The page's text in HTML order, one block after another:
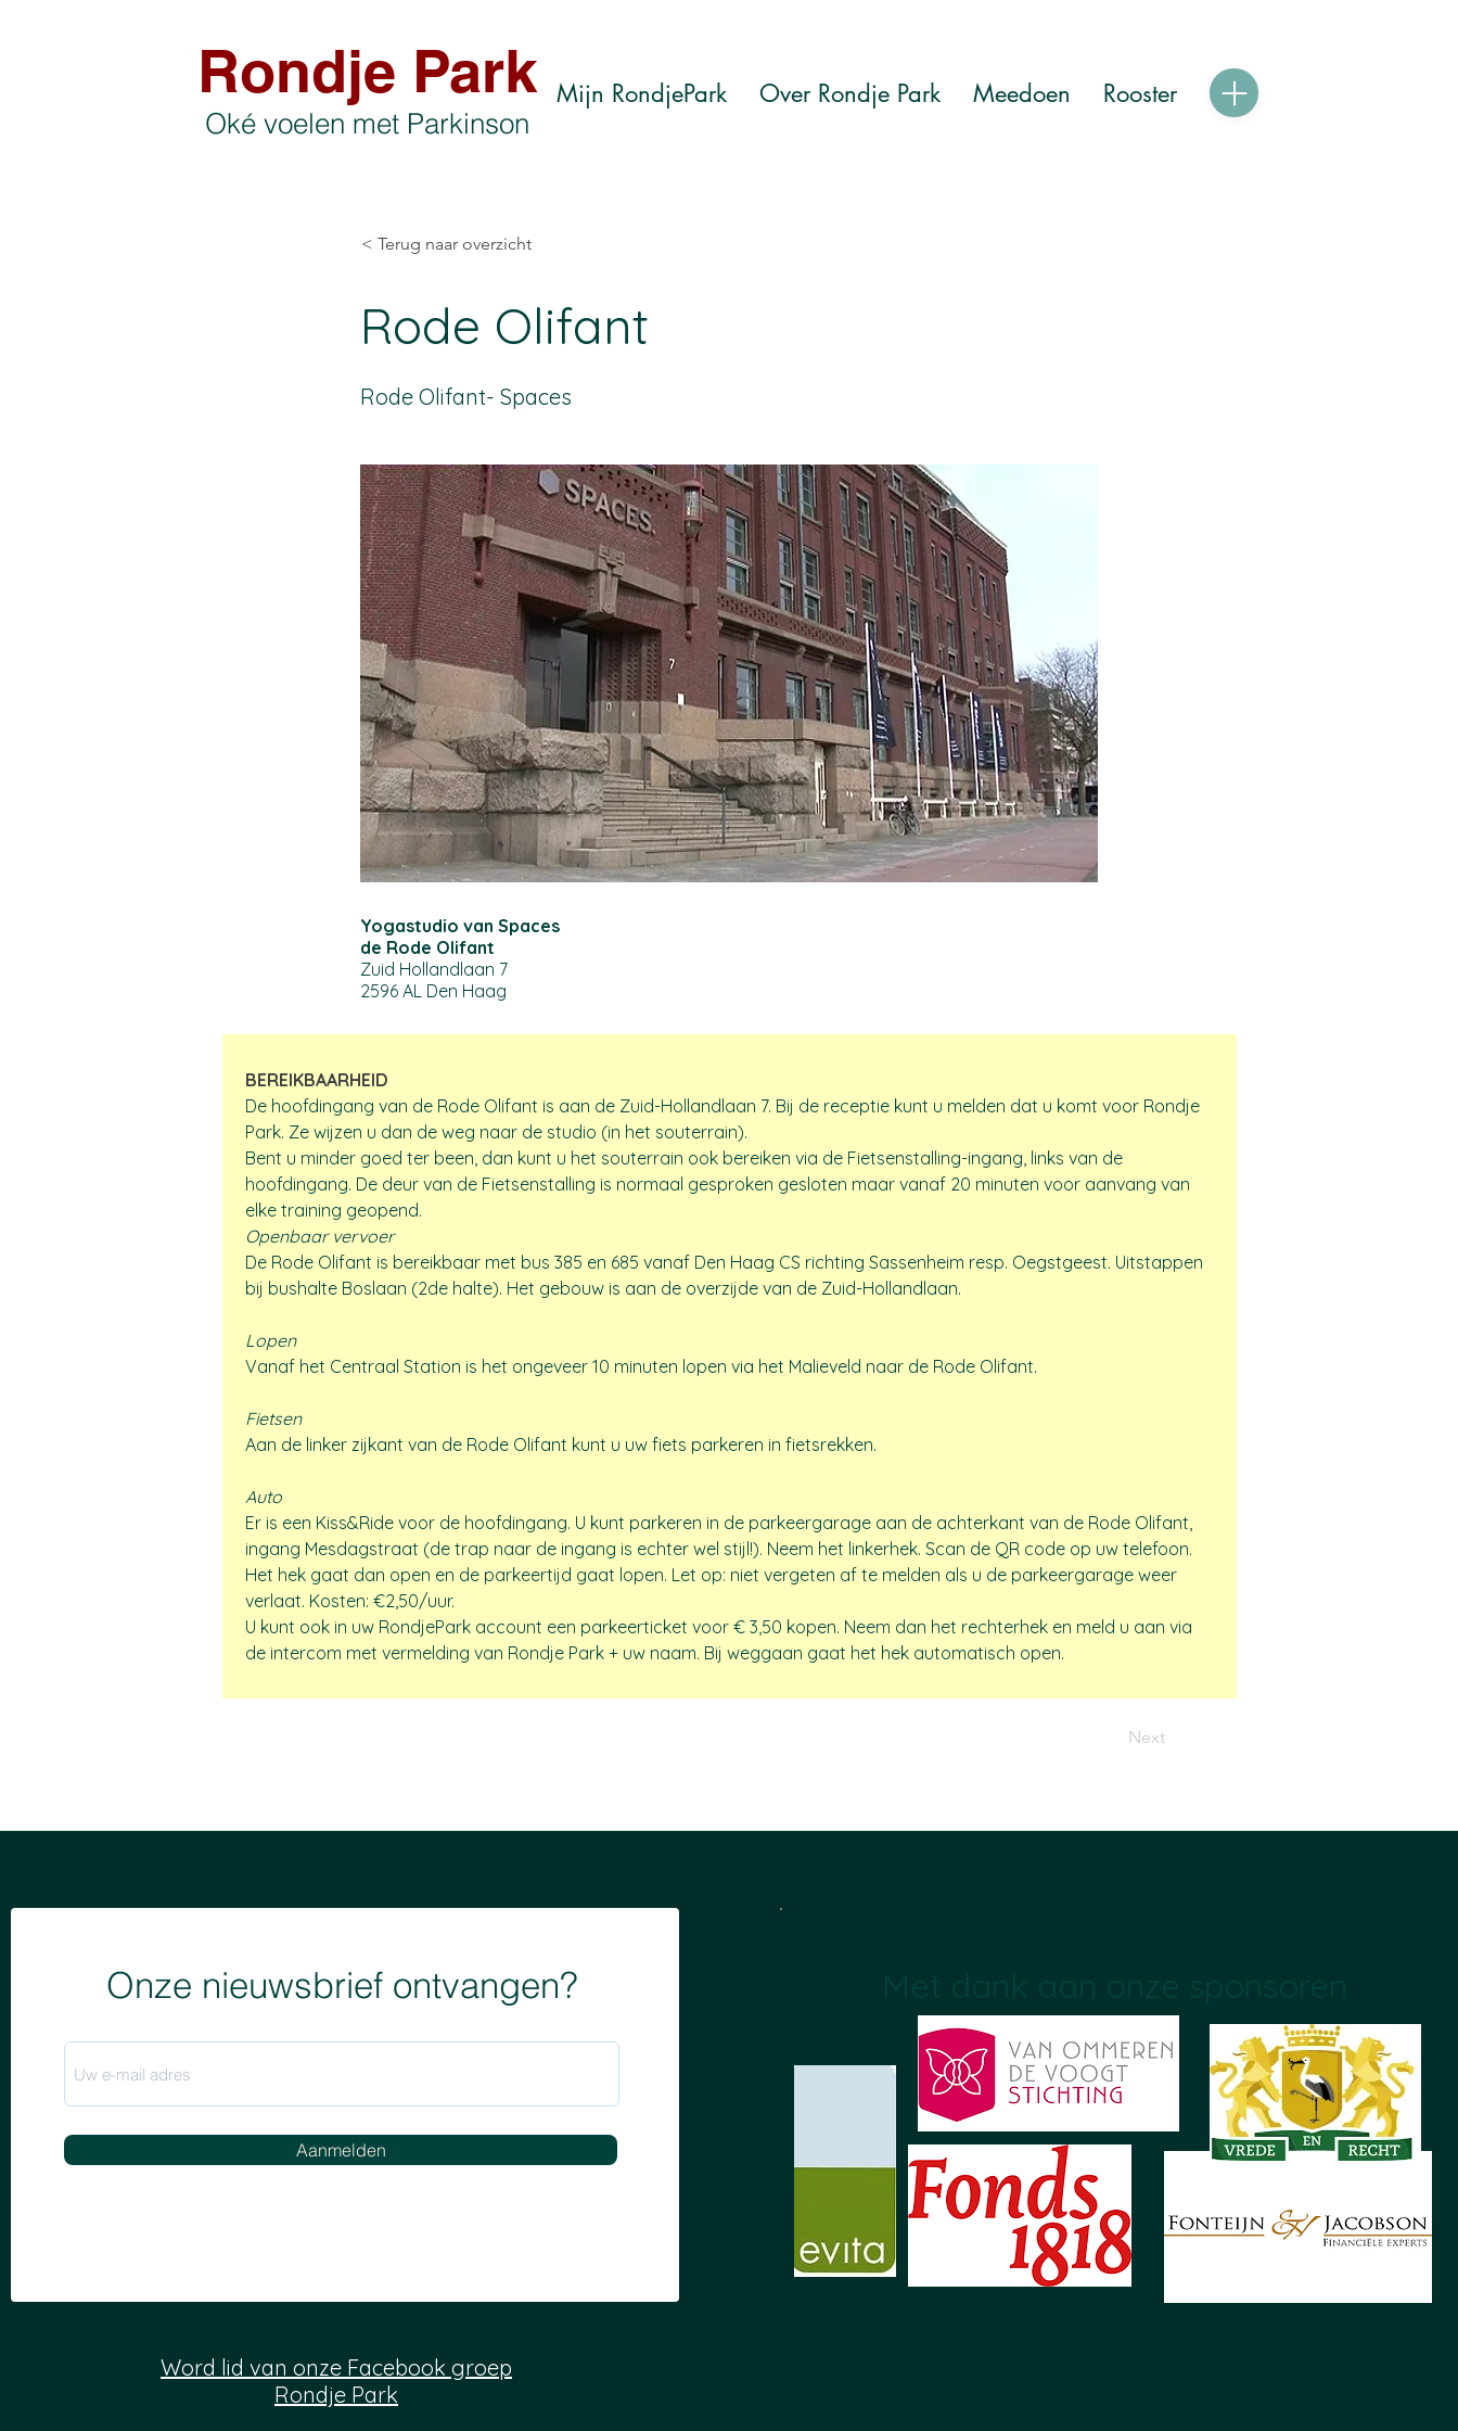
Rondje Park
Oké voelen met Parkinson
Mijn RondjePark Over Rondje Park Meedoen Rooster
< Terug naar overzicht
Rode Olifant
Rode Olifant- Spaces
Yogastudio van Spaces
de Rode Olifant
Zuid Hollandlaan 7
2596 AL Den Haag
BEREIKBAARHEID
De hoofdingang van de Rode Olifant is aan de Zuid-Hollandlaan 7. Bij de receptie kunt u melden dat u komt voor Rondje
Park. Ze wijzen u dan de weg naar de studio (in het souterrain).
Bent u minder goed ter been, dan kunt u het souterrain ook bereiken via de Fietsenstalling-ingang, links van de
hoofdingang. De deur van de Fietsenstalling is normaal gesproken gesloten maar vanaf 20 minuten voor aanvang van
elke training geopend.
Openbaar vervoer
De Rode Olifant is bereikbaar met bus 385 en 685 vanaf Den Haag CS richting Sassenheim resp. Oegstgeest. Uitstappen
bij bushalte Boslaan (2de halte). Het gebouw is aan de overzijde van de Zuid-Hollandlaan.
Lopen
Vanaf het Centraal Station is het ongeveer 10 minuten lopen via het Malieveld naar de Rode Olifant.
Fietsen
Aan de linker zijkant van de Rode Olifant kunt u uw fiets parkeren in fietsrekken.
Auto
Er is een Kiss&Ride voor de hoofdingang. U kunt parkeren in de parkeergarage aan de achterkant van de Rode Olifant,
ingang Mesdagstraat (de trap naar de ingang is echter wel stijl!). Neem het linkerhek. Scan de QR code op uw telefoon.
Het hek gaat dan open en de parkeertijd gaat lopen. Let op: niet vergeten af te melden als u de parkeergarage weer
verlaat. Kosten: €2,50/uur.
​U kunt ook in uw RondjePark account een parkeerticket voor € 3,50 kopen. Neem dan het rechterhek en meld u aan via
de intercom met vermelding van Rondje Park + uw naam. Bij weggaan gaat het hek automatisch open.
Next
Onze nieuwsbrief ontvangen?
Aanmelden
Word lid van onze Facebook groep
Rondje Park